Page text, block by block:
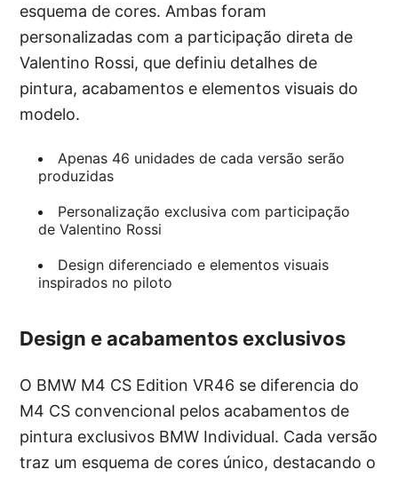
esquema de cores. Ambas foram
personalizadas com a participação direta de
Valentino Rossi, que definiu detalhes de
pintura, acabamentos e elementos visuais do
modelo.
Apenas 46 unidades de cada versão serão
produzidas
Personalização exclusiva com participação
de Valentino Rossi
Design diferenciado e elementos visuais
inspirados no piloto
Design e acabamentos exclusivos
O BMW M4 CS Edition VR46 se diferencia do
M4 CS convencional pelos acabamentos de
pintura exclusivos BMW Individual. Cada versão
traz um esquema de cores único, destacando o